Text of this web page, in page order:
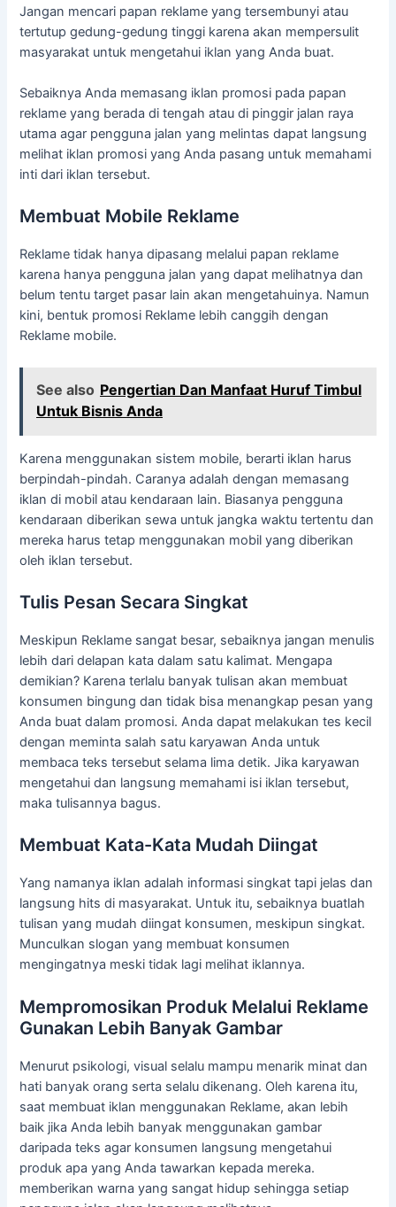
Jangan mencari papan reklame yang tersembunyi atau
tertutup gedung-gedung tinggi karena akan mempersulit
masyarakat untuk mengetahui iklan yang Anda buat.
Sebaiknya Anda memasang iklan promosi pada papan
reklame yang berada di tengah atau di pinggir jalan raya
utama agar pengguna jalan yang melintas dapat langsung
melihat iklan promosi yang Anda pasang untuk memahami
inti dari iklan tersebut.
Membuat Mobile Reklame
Reklame tidak hanya dipasang melalui papan reklame
karena hanya pengguna jalan yang dapat melihatnya dan
belum tentu target pasar lain akan mengetahuinya. Namun
kini, bentuk promosi Reklame lebih canggih dengan
Reklame mobile.
See also Pengertian Dan Manfaat Huruf Timbul
Untuk Bisnis Anda
Karena menggunakan sistem mobile, berarti iklan harus
berpindah-pindah. Caranya adalah dengan memasang
iklan di mobil atau kendaraan lain. Biasanya pengguna
kendaraan diberikan sewa untuk jangka waktu tertentu dan
mereka harus tetap menggunakan mobil yang diberikan
oleh iklan tersebut.
Tulis Pesan Secara Singkat
Meskipun Reklame sangat besar, sebaiknya jangan menulis
lebih dari delapan kata dalam satu kalimat. Mengapa
demikian? Karena terlalu banyak tulisan akan membuat
konsumen bingung dan tidak bisa menangkap pesan yang
Anda buat dalam promosi. Anda dapat melakukan tes kecil
dengan meminta salah satu karyawan Anda untuk
membaca teks tersebut selama lima detik. Jika karyawan
mengetahui dan langsung memahami isi iklan tersebut,
maka tulisannya bagus.
Membuat Kata-Kata Mudah Diingat
Yang namanya iklan adalah informasi singkat tapi jelas dan
langsung hits di masyarakat. Untuk itu, sebaiknya buatlah
tulisan yang mudah diingat konsumen, meskipun singkat.
Munculkan slogan yang membuat konsumen
mengingatnya meski tidak lagi melihat iklannya.
Mempromosikan Produk Melalui Reklame
Gunakan Lebih Banyak Gambar
Menurut psikologi, visual selalu mampu menarik minat dan
hati banyak orang serta selalu dikenang. Oleh karena itu,
saat membuat iklan menggunakan Reklame, akan lebih
baik jika Anda lebih banyak menggunakan gambar
daripada teks agar konsumen langsung mengetahui
produk apa yang Anda tawarkan kepada mereka.
memberikan warna yang sangat hidup sehingga setiap